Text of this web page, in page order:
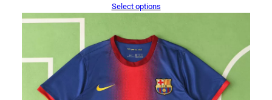
Select options